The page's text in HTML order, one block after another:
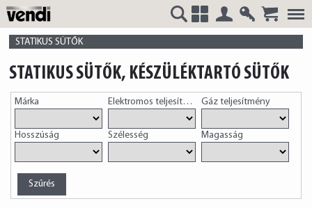
VENDI
HUNGÁRIA
Kft.
STATIKUS SÜTŐK
STATIKUS SÜTŐK, KÉSZÜLÉKTARTÓ SÜTŐK
Márka Elektromos teljesítményGáz teljesítmény
Hosszúság Szélesség Magasság